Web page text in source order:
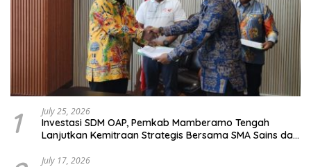
1 July 25, 2026
Investasi SDM OAP, Pemkab Mamberamo Tengah
Lanjutkan Kemitraan Strategis Bersama SMA Sains dan
July 17, 2026